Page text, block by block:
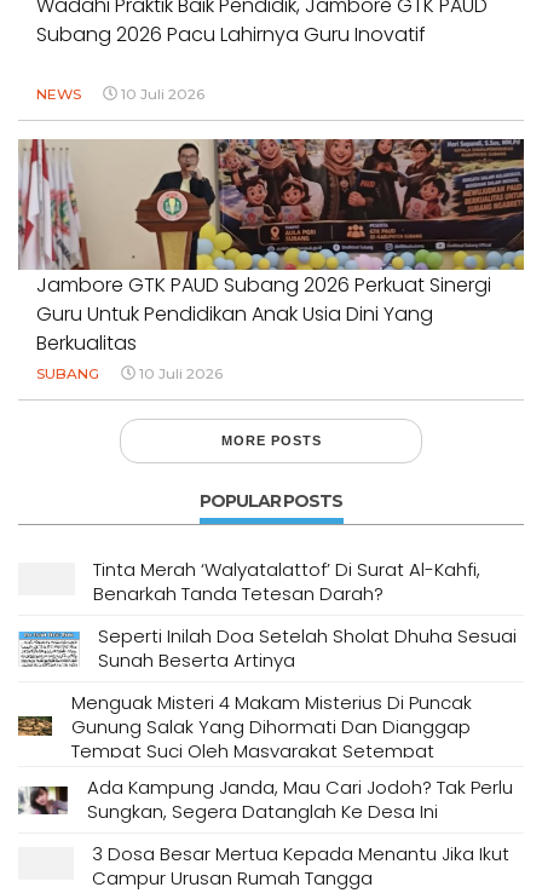
Subang 2026 Pacu Lahirnya Guru Inovatif
NEWS 10 Juli 2026
Jambore GTK PAUD Subang 2026 Perkuat Sinergi
Guru Untuk Pendidikan Anak Usia Dini Yang
Berkualitas
SUBANG 10 Juli 2026
MORE POSTS
POPULAR POSTS
Tinta Merah ‘Walyatalattof’ Di Surat Al-Kahfi,
Benarkah Tanda Tetesan Darah?
Seperti Inilah Doa Setelah Sholat Dhuha Sesuai
Sunah Beserta Artinya
Menguak Misteri 4 Makam Misterius Di Puncak
Gunung Salak Yang Dihormati Dan Dianggap
Tempat Suci Oleh Masyarakat Setempat
Ada Kampung Janda, Mau Cari Jodoh? Tak Perlu
Sungkan, Segera Datanglah Ke Desa Ini
3 Dosa Besar Mertua Kepada Menantu Jika Ikut
Campur Urusan Rumah Tangga